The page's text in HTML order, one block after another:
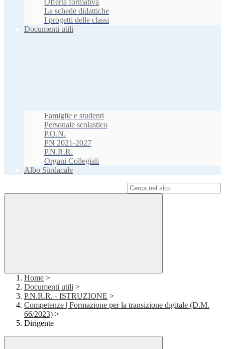
Offerta formativa
Le schede didattiche
I progetti delle classi
Documenti utili
Famiglie e studenti
Personale scolastico
P.O.N.
PN 2021-2027
P.N.R.R.
Organi Collegiali
Albo Sindacale
Home >
Documenti utili >
P.N.R.R. - ISTRUZIONE >
Competenze | Formazione per la transizione digitale (D.M.
66/2023) >
Dirigente